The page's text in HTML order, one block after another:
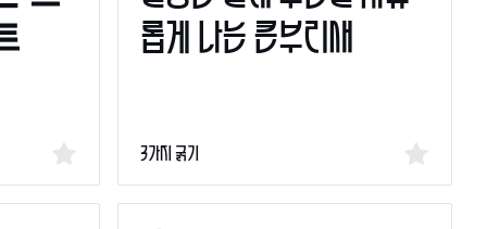
3가지 굵기